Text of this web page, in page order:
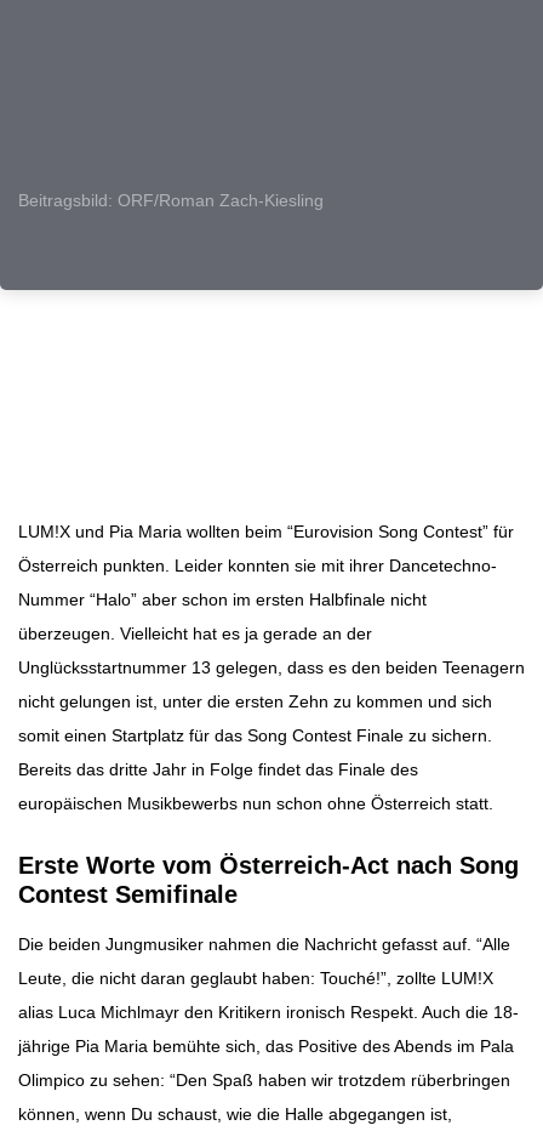
Beitragsbild: ORF/Roman Zach-Kiesling
LUM!X und Pia Maria wollten beim “Eurovision Song Contest” für
Österreich punkten. Leider konnten sie mit ihrer Dancetechno-
Nummer “Halo” aber schon im ersten Halbfinale nicht
überzeugen. Vielleicht hat es ja gerade an der
Unglücksstartnummer 13 gelegen, dass es den beiden Teenagern
nicht gelungen ist, unter die ersten Zehn zu kommen und sich
somit einen Startplatz für das Song Contest Finale zu sichern.
Bereits das dritte Jahr in Folge findet das Finale des
europäischen Musikbewerbs nun schon ohne Österreich statt.
Erste Worte vom Österreich-Act nach Song
Contest Semifinale
Die beiden Jungmusiker nahmen die Nachricht gefasst auf. “Alle
Leute, die nicht daran geglaubt haben: Touché!”, zollte LUM!X
alias Luca Michlmayr den Kritikern ironisch Respekt. Auch die 18-
jährige Pia Maria bemühte sich, das Positive des Abends im Pala
Olimpico zu sehen: “Den Spaß haben wir trotzdem rüberbringen
können, wenn Du schaust, wie die Halle abgegangen ist,